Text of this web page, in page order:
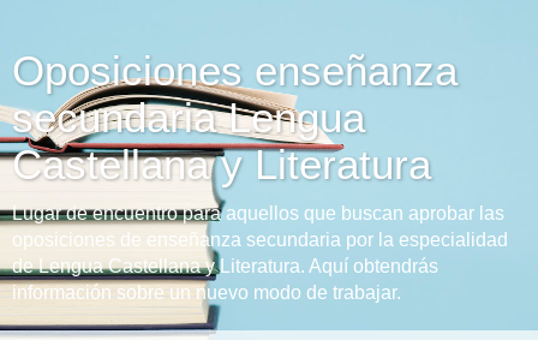
Oposiciones enseñanza
secundaria Lengua
Castellana y Literatura
Lugar de encuentro para aquellos que buscan aprobar las
oposiciones de enseñanza secundaria por la especialidad
de Lengua Castellana y Literatura. Aquí obtendrás
información sobre un nuevo modo de trabajar.